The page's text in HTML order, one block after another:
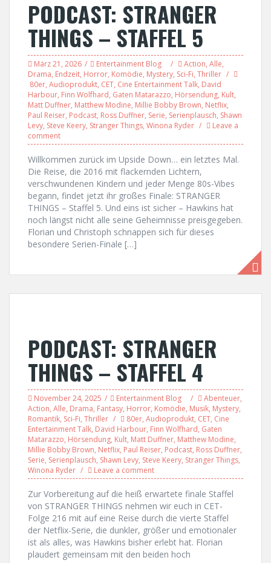
PODCAST: STRANGER
THINGS – STAFFEL 5
März 21, 2026 Entertainment Blog Action, Alle,
Drama, Endzeit, Horror, Komödie, Mystery, Sci-Fi, Thriller
80er, Audioprodukt, CET, Cine Entertainment Talk, David
Harbour, Finn Wolfhard, Gaten Matarazzo, Hörsendung, Kult,
Matt Duffner, Matthew Modine, Millie Bobby Brown, Netflix,
Paul Reiser, Podcast, Ross Duffner, Serie, Serienplausch, Shawn
Levy, Steve Keery, Stranger Things, Winona Ryder
Leave a
comment
Willkommen zurück im Upside Down… ein letztes Mal.
Die Reise, die 2016 mit flackernden Lichtern,
verschwundenen Kindern und jeder Menge 80s-Vibes
begann, findet jetzt ihr großes Finale: STRANGER
THINGS – Staffel 5. Und eins ist sicher – Hawkins hat
noch längst nicht alle seine Geheimnisse preisgegeben.
Florian und Christoph schnappen sich für dieses
besondere Serien-Finale […]
PODCAST: STRANGER
THINGS – STAFFEL 4
November 24, 2025 Entertainment Blog Abenteuer,
Action, Alle, Drama, Fantasy, Horror, Komödie, Musik, Mystery,
Romantik, Sci-Fi, Thriller 80er, Audioprodukt, CET, Cine
Entertainment Talk, David Harbour, Finn Wolfhard, Gaten
Matarazzo, Hörsendung, Kult, Matt Duffner, Matthew Modine,
Millie Bobby Brown, Netflix, Paul Reiser, Podcast, Ross Duffner,
Serie, Serienplausch, Shawn Levy, Steve Keery, Stranger Things,
Winona Ryder
Leave a comment
Zur Vorbereitung auf die heiß erwartete finale Staffel
von STRANGER THINGS nehmen wir euch in CET-
Folge 216 mit auf eine Reise durch die vierte Staffel
der Netflix-Serie, die dunkler, größer und emotionaler
ist als alles, was Hawkins bisher erlebt hat. Florian
plaudert gemeinsam mit den beiden hoch